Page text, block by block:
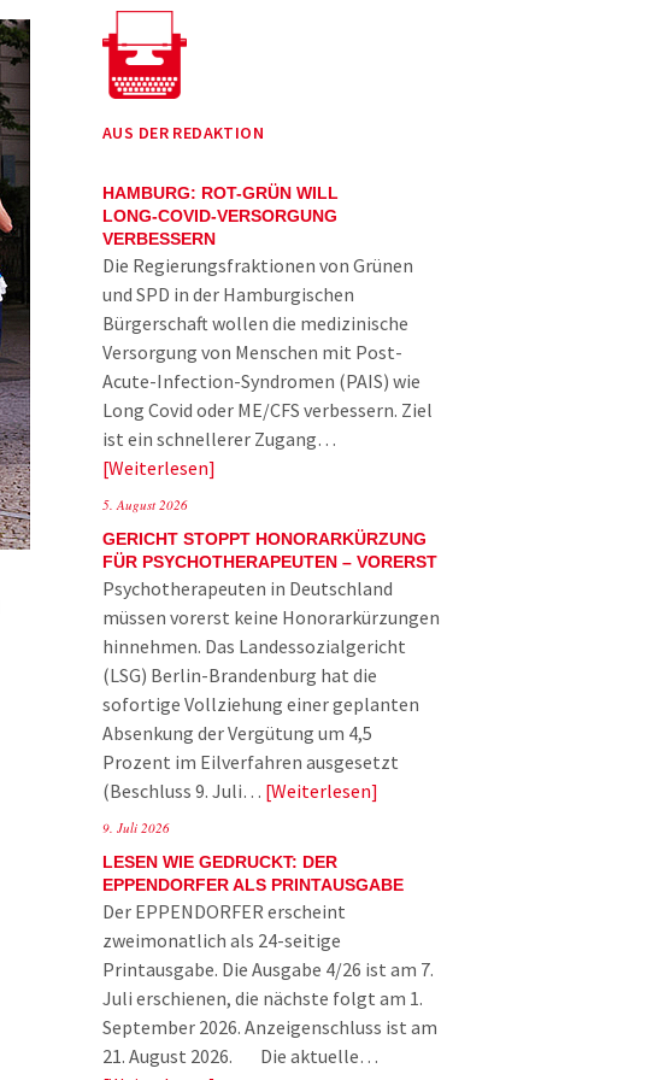
AUS DER REDAKTION
HAMBURG: ROT-GRÜN WILL
LONG-COVID-VERSORGUNG
VERBESSERN
Die Regierungsfraktionen von Grünen
und SPD in der Hamburgischen
Bürgerschaft wollen die medizinische
Versorgung von Menschen mit Post-
Acute-Infection-Syndromen (PAIS) wie
Long Covid oder ME/CFS verbessern. Ziel
ist ein schnellerer Zugang…
Weiterlesen
5. August 2026
GERICHT STOPPT HONORARKÜRZUNG
FÜR PSYCHOTHERAPEUTEN – VORERST
Psychotherapeuten in Deutschland
müssen vorerst keine Honorarkürzungen
hinnehmen. Das Landessozialgericht
(LSG) Berlin-Brandenburg hat die
sofortige Vollziehung einer geplanten
Absenkung der Vergütung um 4,5
Prozent im Eilverfahren ausgesetzt
(Beschluss 9. Juli… Weiterlesen
9. Juli 2026
LESEN WIE GEDRUCKT: DER
EPPENDORFER ALS PRINTAUSGABE
Der EPPENDORFER erscheint
zweimonatlich als 24-seitige
Printausgabe. Die Ausgabe 4/26 ist am 7.
Juli erschienen, die nächste folgt am 1.
September 2026. Anzeigenschluss ist am
21. August 2026. Die aktuelle…